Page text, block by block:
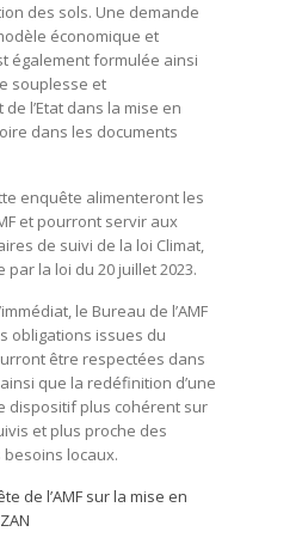
des sols. Une demande
économique et
également formulée ainsi
souplesse et
de l’Etat dans la mise en
dans les documents
enquête alimenteront les
et pourront servir aux
de suivi de la loi Climat,
la loi du 20 juillet 2023.
le Bureau de l’AMF
obligations issues du
être respectées dans
que la redéfinition d’une
dispositif plus cohérent sur
et plus proche des
locaux.
de l’AMF sur la mise en